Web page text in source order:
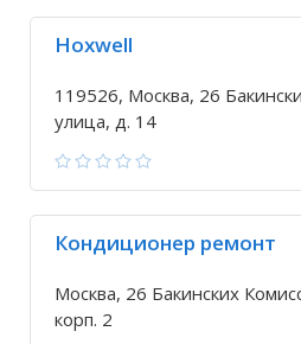
Hoxwell
119526, Москва, 26
улица, д. 14
Кондиционер ремонт
Москва, 26 Бакинских
корп. 2